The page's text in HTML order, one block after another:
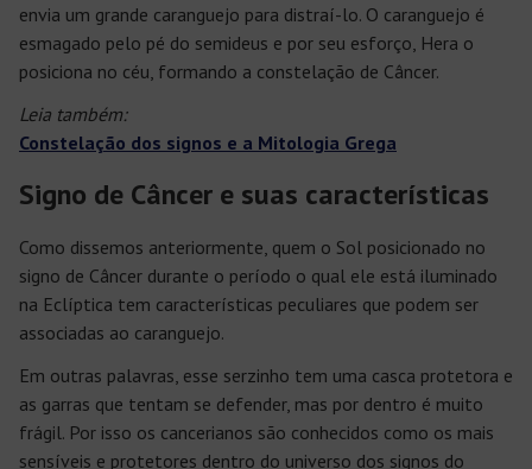
envia um grande caranguejo para distraí-lo. O caranguejo é
esmagado pelo pé do semideus e por seu esforço, Hera o
posiciona no céu, formando a constelação de Câncer.
Leia também:
Constelação dos signos e a Mitologia Grega
Signo de Câncer e suas características
Como dissemos anteriormente, quem o Sol posicionado no
signo de Câncer durante o período o qual ele está iluminado
na Eclíptica tem características peculiares que podem ser
associadas ao caranguejo.
Em outras palavras, esse serzinho tem uma casca protetora e
as garras que tentam se defender, mas por dentro é muito
frágil. Por isso os cancerianos são conhecidos como os mais
sensíveis e protetores dentro do universo dos signos do